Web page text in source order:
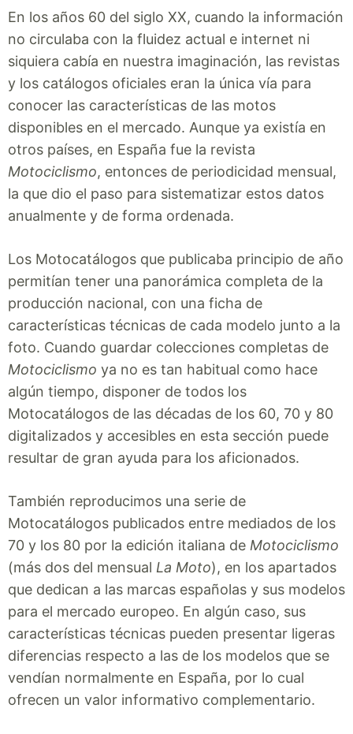
En los años 60 del siglo XX, cuando la información
no circulaba con la fluidez actual e internet ni
siquiera cabía en nuestra imaginación, las revistas
y los catálogos oficiales eran la única vía para
conocer las características de las motos
disponibles en el mercado. Aunque ya existía en
otros países, en España fue la revista
Motociclismo, entonces de periodicidad mensual,
la que dio el paso para sistematizar estos datos
anualmente y de forma ordenada.
Los Motocatálogos que publicaba principio de año
permitían tener una panorámica completa de la
producción nacional, con una ficha de
características técnicas de cada modelo junto a la
foto. Cuando guardar colecciones completas de
Motociclismo ya no es tan habitual como hace
algún tiempo, disponer de todos los
Motocatálogos de las décadas de los 60, 70 y 80
digitalizados y accesibles en esta sección puede
resultar de gran ayuda para los aficionados.
También reproducimos una serie de
Motocatálogos publicados entre mediados de los
70 y los 80 por la edición italiana de Motociclismo
(más dos del mensual La Moto), en los apartados
que dedican a las marcas españolas y sus modelos
para el mercado europeo. En algún caso, sus
características técnicas pueden presentar ligeras
diferencias respecto a las de los modelos que se
vendían normalmente en España, por lo cual
ofrecen un valor informativo complementario.